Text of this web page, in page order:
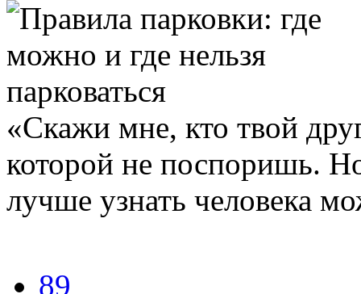
«Скажи мне, кто твой
которой не поспоришь.
лучше узнать человека
89